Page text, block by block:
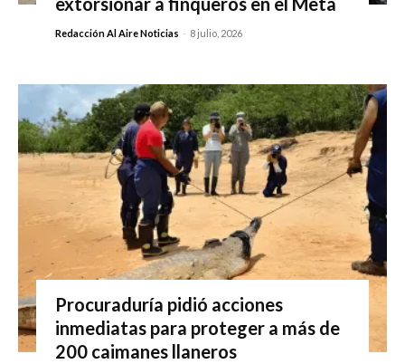
Redacción Al Aire Noticias - 8 julio, 2026
Procuraduría pidió acciones
inmediatas para proteger a más de
200 caimanes llaneros